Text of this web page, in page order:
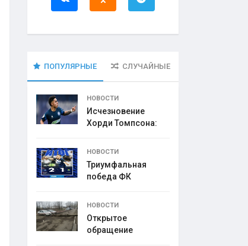
ПОПУЛЯРНЫЕ СЛУЧАЙНЫЕ
НОВОСТИ
Исчезновение
Хорди Томпсона:
НОВОСТИ
Триумфальная
победа ФК
НОВОСТИ
Открытое
обращение